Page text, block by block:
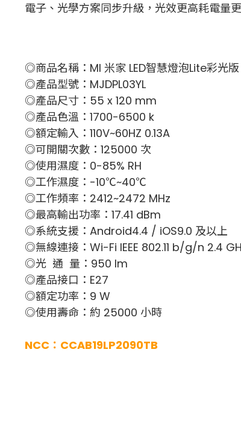
電子、光學方案同步升級，光效更高耗電
◎商品名稱：MI 米家 LED智慧燈泡Lite彩光版
◎產品型號：MJDPL03YL
◎產品尺寸：55 x 120 mm
◎產品色溫：1700-6500 k
◎額定輸入：110V~60HZ 0.13A
◎可開關次數：125000 次
◎使用濕度：0-85% RH
◎工作濕度：-10℃~40℃
◎工作頻率：2412~2472 MHz
◎最高輸出功率：17.41 dBm
◎系統支援：Android4.4 / iOS9.0 及以上
◎無線連接：Wi-Fi IEEE 802.11 b/g/n 2.4
◎光 通 量：950 lm
◎產品接口：E27
◎額定功率：9 W
◎使用壽命：約 25000 小時
NCC：CCAB19LP2090TB